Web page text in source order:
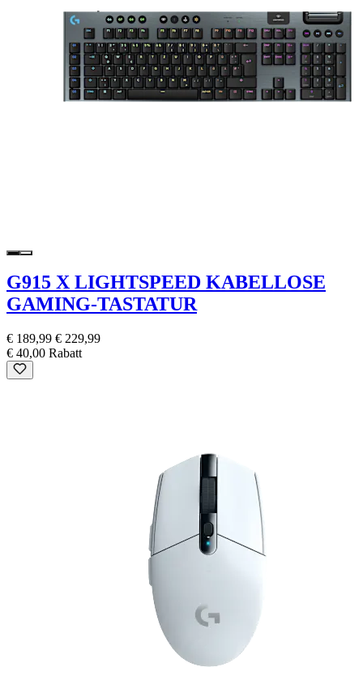
G915 X LIGHTSPEED KABELLOSE
GAMING-TASTATUR
€ 189,99 € 229,99
€ 40,00 Rabatt